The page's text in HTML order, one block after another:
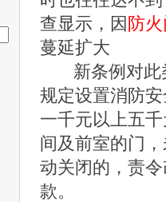
查显示，因 防
蔓延扩大
新条例对此
规定设置消防
一千元以上五
间及前室的门
动关闭的，责
款。